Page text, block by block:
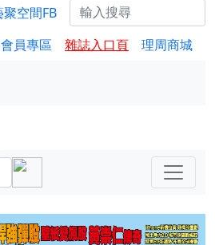
會員專區 雜誌入口頁 理周商城